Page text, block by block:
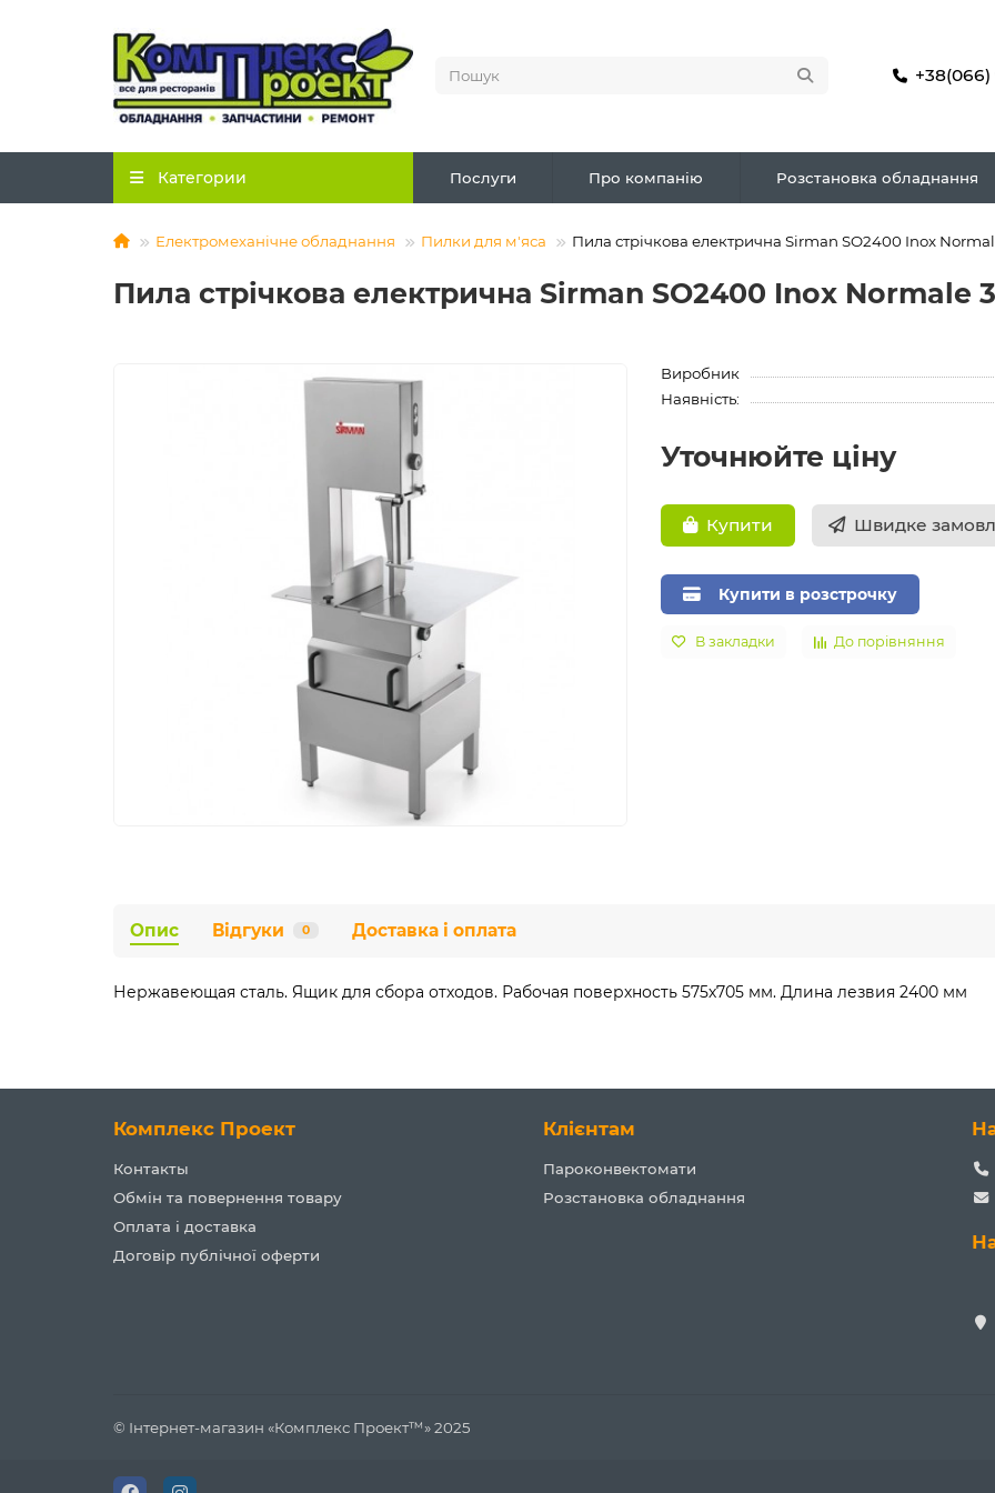
+38(066)
Категории Послуги Про компанію Розстановка обладнання
Електромеханічне обладнання Пилки для м'яса Пила стрічкова електрична Sirman SO2400 Inox
Пила стрічкова електрична Sirman SO2400 Inox Normale
Виробник
Наявність:
Уточнюйте ціну
Купити Швидке
Купити в розстрочку
В закладки До порівняння
Опис Відгуки 0 Доставка і оплата
Нержавеющая сталь. Ящик для сбора отходов. Рабочая поверхность 575х705 мм. Длина лезвия 2400 мм
Комплекс Проект
Контакты
Обмін та повернення товару
Оплата і доставка
Договір публічної оферти
Клієнтам
Пароконвектомати
Розстановка обладнання
© Інтернет-магазин «Комплекс Проект™» 2025